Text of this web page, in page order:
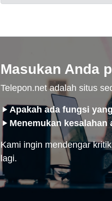
Masukan Anda
Telepon.net adalah situs
Apakah ada fungsi
Menemukan kesalahan
Kami ingin mendengar
lagi.